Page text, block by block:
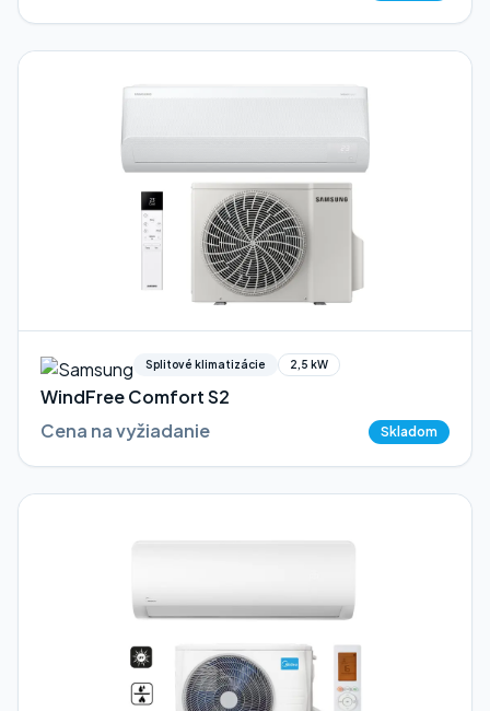
Splitové klimatizácie 2,5 kW
WindFree Comfort S2
Cena na vyžiadanie
Skladom